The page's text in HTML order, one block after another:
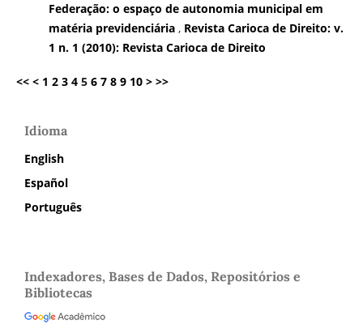
Federação: o espaço de autonomia municipal em
matéria previdenciária , Revista Carioca de Direito: v.
1 n. 1 (2010): Revista Carioca de Direito
<< < 1 2 3 4 5 6 7 8 9 10 > >>
Idioma
English
Español
Português
Indexadores, Bases de Dados, Repositórios e
Bibliotecas